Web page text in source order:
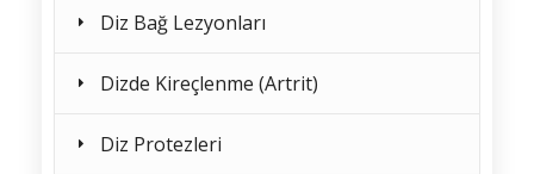
Diz Bağ Lezyonları
Dizde Kireçlenme (Artrit)
Diz Protezleri